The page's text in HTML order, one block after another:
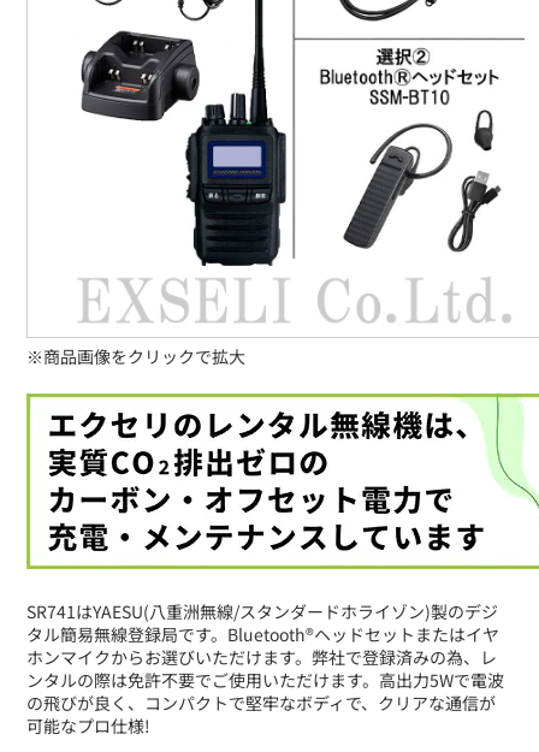
SR741はYAESU(八重洲無線/スタンダードホライゾン)製のデジ
タル簡易無線登録局です。Bluetooth®ヘッドセットまたはイヤ
ホンマイクからお選びいただけます。弊社で登録済みの為、レ
ンタルの際は免許不要でご使用いただけます。高出力5Wで電波
の飛びが良く、コンパクトで堅牢なボディで、クリアな通信が
可能なプロ仕様!
※商品画像をクリックで拡大